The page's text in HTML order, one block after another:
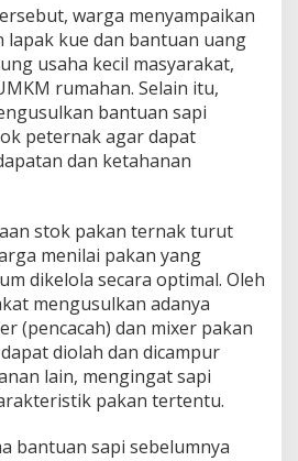
warga menyampaikan
kue dan bantuan uang
usaha kecil masyarakat,
rumahan. Selain itu,
bantuan sapi
peternak agar dapat
dan ketahanan
stok pakan ternak turut
menilai pakan yang
dikelola secara optimal. Oleh
mengusulkan adanya
(pencacah) dan mixer pakan
diolah dan dicampur
lain, mengingat sapi
pakan tertentu.
bantuan sapi sebelumnya